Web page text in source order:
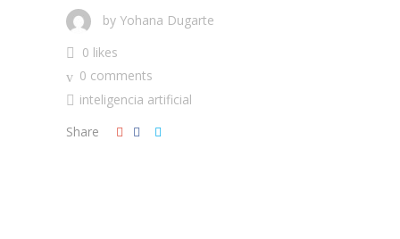
by Yohana Dugarte
0 likes
0 comments
inteligencia artificial
Share